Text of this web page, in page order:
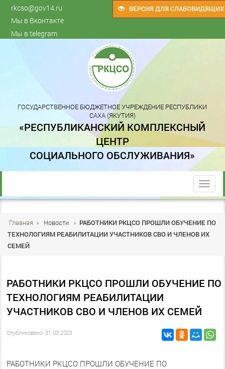
ВЕРСИЯ ДЛЯ СЛАБОВИДЯЩИХ
rkcso@gov14.ru
Мы в Вконтакте
Мы в telegram
ГОСУДАРСТВЕННОЕ БЮДЖЕТНОЕ УЧРЕЖДЕНИЕ РЕСПУБЛИКИ
САХА (ЯКУТИЯ)
«РЕСПУБЛИКАНСКИЙ КОМПЛЕКСНЫЙ
ЦЕНТР
СОЦИАЛЬНОГО ОБСЛУЖИВАНИЯ»
trk
Главная » Новости » РАБОТНИКИ РКЦСО ПРОШЛИ ОБУЧЕНИЕ ПО
ТЕХНОЛОГИЯМ РЕАБИЛИТАЦИИ УЧАСТНИКОВ СВО И ЧЛЕНОВ ИХ
СЕМЕЙ
РАБОТНИКИ РКЦСО ПРОШЛИ ОБУЧЕНИЕ ПО
ТЕХНОЛОГИЯМ РЕАБИЛИТАЦИИ
УЧАСТНИКОВ СВО И ЧЛЕНОВ ИХ СЕМЕЙ
Опубликовано: 31.03.2023
РАБОТНИКИ РКЦСО ПРОШЛИ ОБУЧЕНИЕ ПО